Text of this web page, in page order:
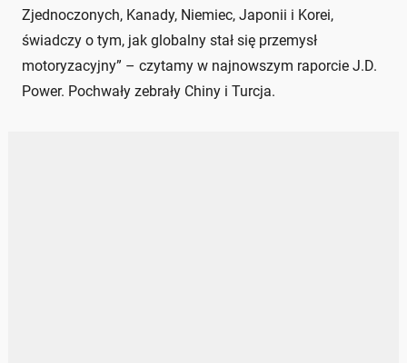
Zjednoczonych, Kanady, Niemiec, Japonii i Korei,
świadczy o tym, jak globalny stał się przemysł
motoryzacyjny” – czytamy w najnowszym raporcie J.D.
Power. Pochwały zebrały Chiny i Turcja.